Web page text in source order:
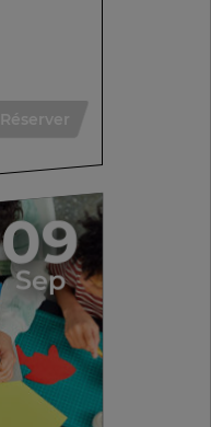
Réserver
09
Sep